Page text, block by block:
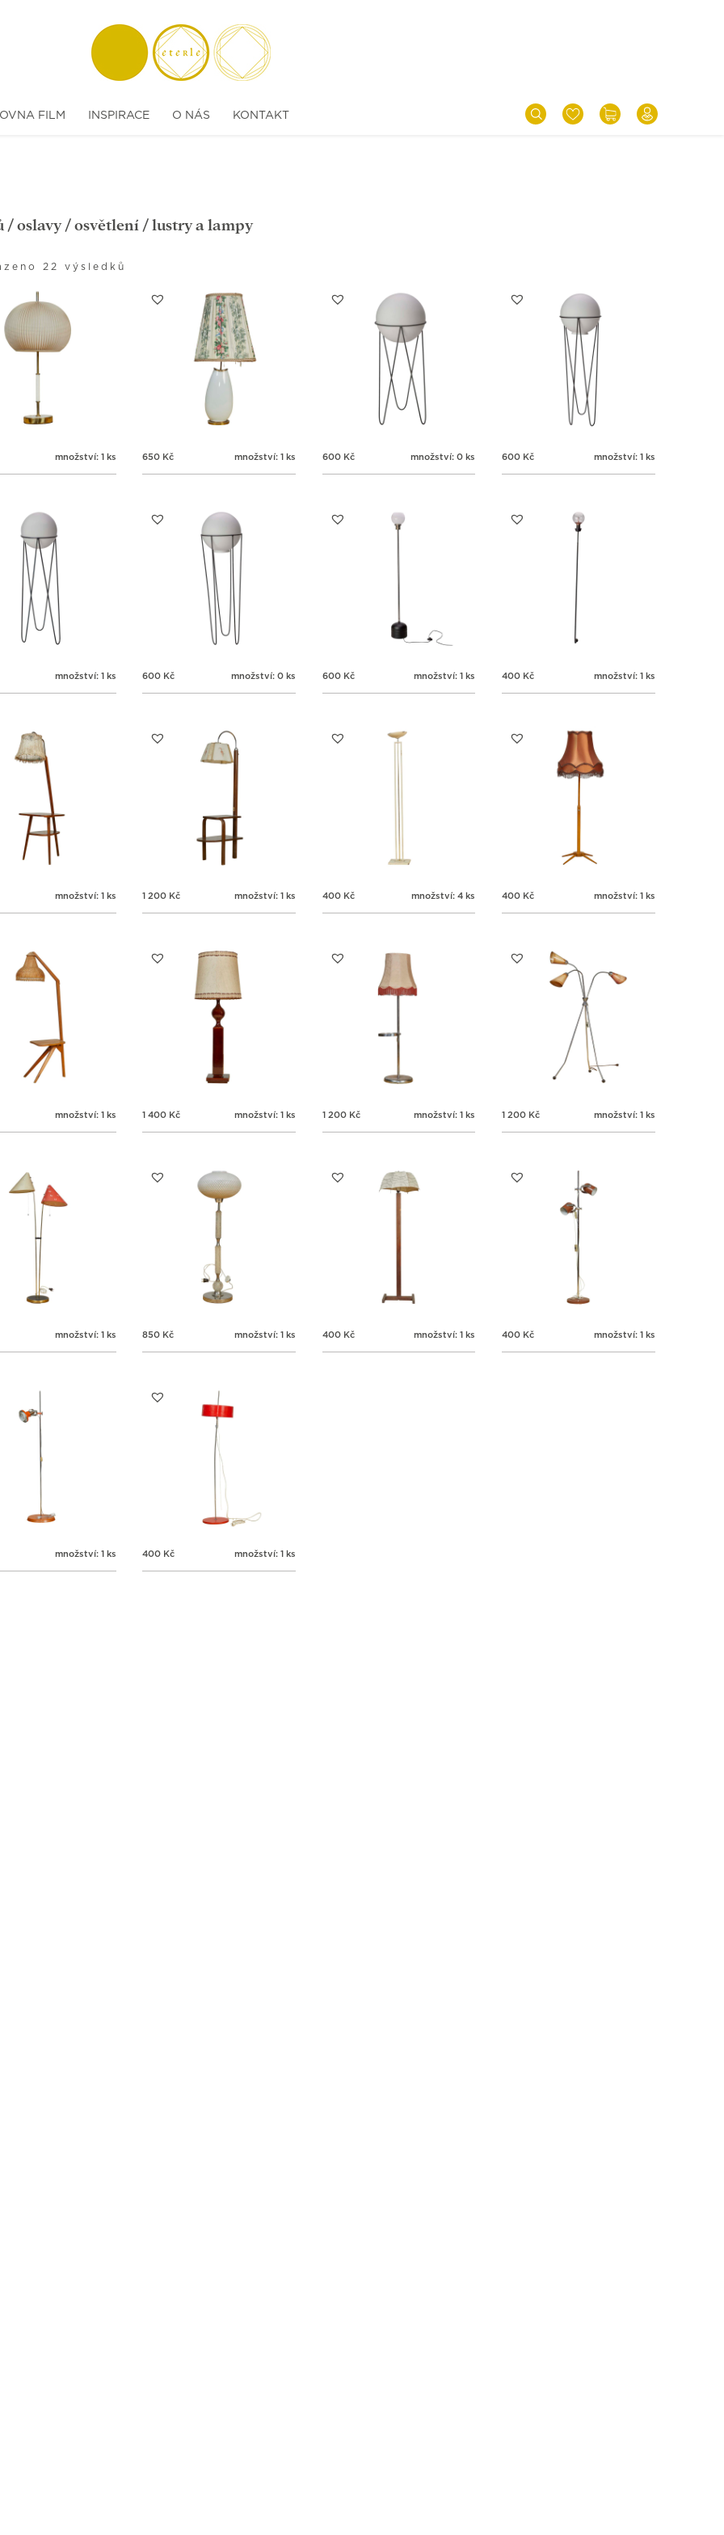
FILM INSPIRACE O NÁS KONTAKT
/ oslavy/ osvětlení / lustry a lampy
22 výsledků
množství: 1 ks 650 Kč množství: 1 ks 600 Kč množství: 0 ks 600 Kč množství: 1 ks
množství: 1 ks 600 Kč množství: 0 ks 600 Kč množství: 1 ks 400 Kč množství: 1 ks
množství: 1 ks 1 200 Kč množství: 1 ks 400 Kč množství: 4 ks 400 Kč množství: 1 ks
množství: 1 ks 1 400 Kč množství: 1 ks 1 200 Kč množství: 1 ks 1 200 Kč množství: 1 ks
množství: 1 ks 850 Kč množství: 1 ks 400 Kč množství: 1 ks 400 Kč množství: 1 ks
množství: 1 ks 400 Kč množství: 1 ks